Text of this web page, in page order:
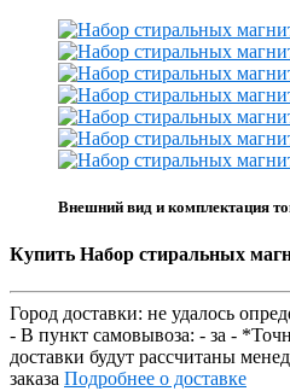
Внешний вид и комплектация
Купить Набор стиральных
Город доставки: не удалось
- В пункт самовывоза: - за -
доставки будут рассчитаны
заказа Подробнее о доставке